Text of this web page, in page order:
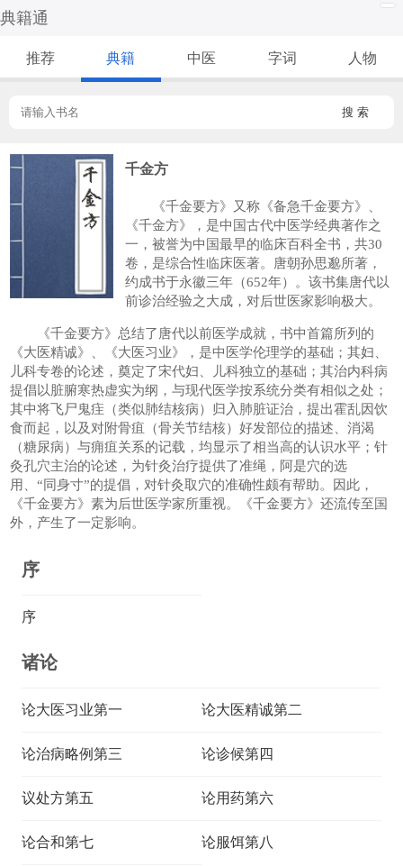
典籍通
推荐 典籍 中医 字词 人物
搜 索
千金方
《千金要方》又称《备急千金要方》、
《千金方》，是中国古代中医学经典著作之
一，被誉为中国最早的临床百科全书，共30
卷，是综合性临床医著。唐朝孙思邈所著，
约成书于永徽三年（652年）。该书集唐代以
前诊治经验之大成，对后世医家影响极大。
《千金要方》总结了唐代以前医学成就，书中首篇所列的
《大医精诚》、《大医习业》，是中医学伦理学的基础；其妇、
儿科专卷的论述，奠定了宋代妇、儿科独立的基础；其治内科病
提倡以脏腑寒热虚实为纲，与现代医学按系统分类有相似之处；
其中将飞尸鬼疰（类似肺结核病）归入肺脏证治，提出霍乱因饮
食而起，以及对附骨疽（骨关节结核）好发部位的描述、消渴
（糖尿病）与痈疽关系的记载，均显示了相当高的认识水平；针
灸孔穴主治的论述，为针灸治疗提供了准绳，阿是穴的选
用、“同身寸”的提倡，对针灸取穴的准确性颇有帮助。因此，
《千金要方》素为后世医学家所重视。《千金要方》还流传至国
外，产生了一定影响。
序
序
诸论
论大医习业第一 论大医精诚第二
论治病略例第三 论诊候第四
议处方第五 论用药第六
论合和第七 论服饵第八